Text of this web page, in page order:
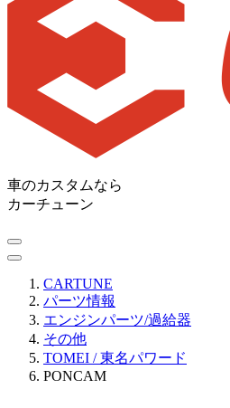
車のカスタムなら
カーチューン
CARTUNE
パーツ情報
エンジンパーツ/過給器
その他
TOMEI / 東名パワード
PONCAM